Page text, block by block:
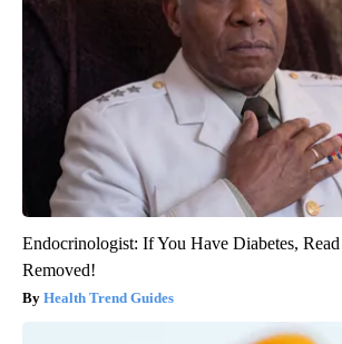
Endocrinologist: If You Have Diabetes,
Removed!
Health Trend Guides